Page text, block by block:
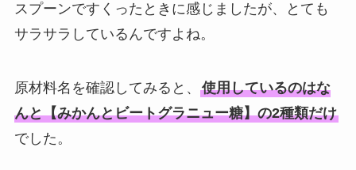
スプーンですくったときに感じましたが、とても
サラサラしているんですよね。
原材料名を確認してみると、 使用しているのはな
んと【みかんとビートグラニュー糖】の2種類だけ
でした。